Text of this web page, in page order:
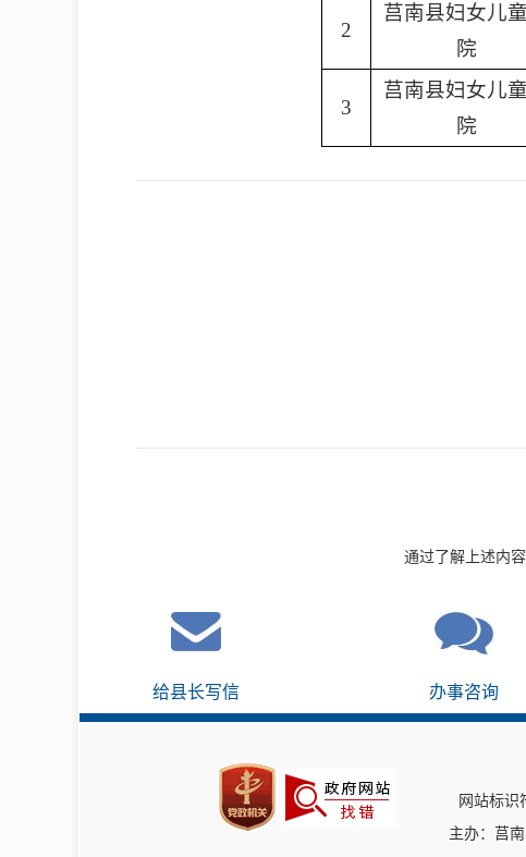
2
莒南县妇女儿
院
3
莒南县妇女儿
院
通过了解上述内
给县长写信 办事咨询
网站标识
主办：莒